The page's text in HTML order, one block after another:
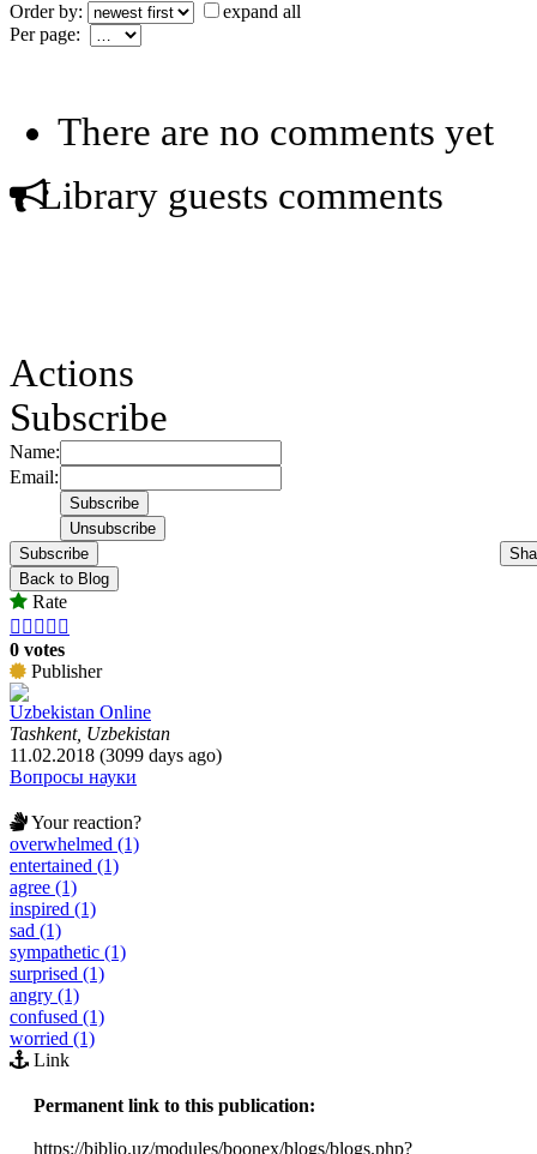
Order by:
expand all
Per page:
There are no comments yet
Library guests comments
Actions
Subscribe
Name:
Email:
Subscribe
Back to Blog
Rate
    
0 votes
Publisher
Uzbekistan Online
Tashkent, Uzbekistan
11.02.2018 (3099 days ago)
Вопросы науки
Your reaction?
overwhelmed (1)
entertained (1)
agree (1)
inspired (1)
sad (1)
sympathetic (1)
surprised (1)
angry (1)
confused (1)
worried (1)
Link
Permanent link to this publication:
https://biblio.uz/modules/boonex/blogs/blogs.php?